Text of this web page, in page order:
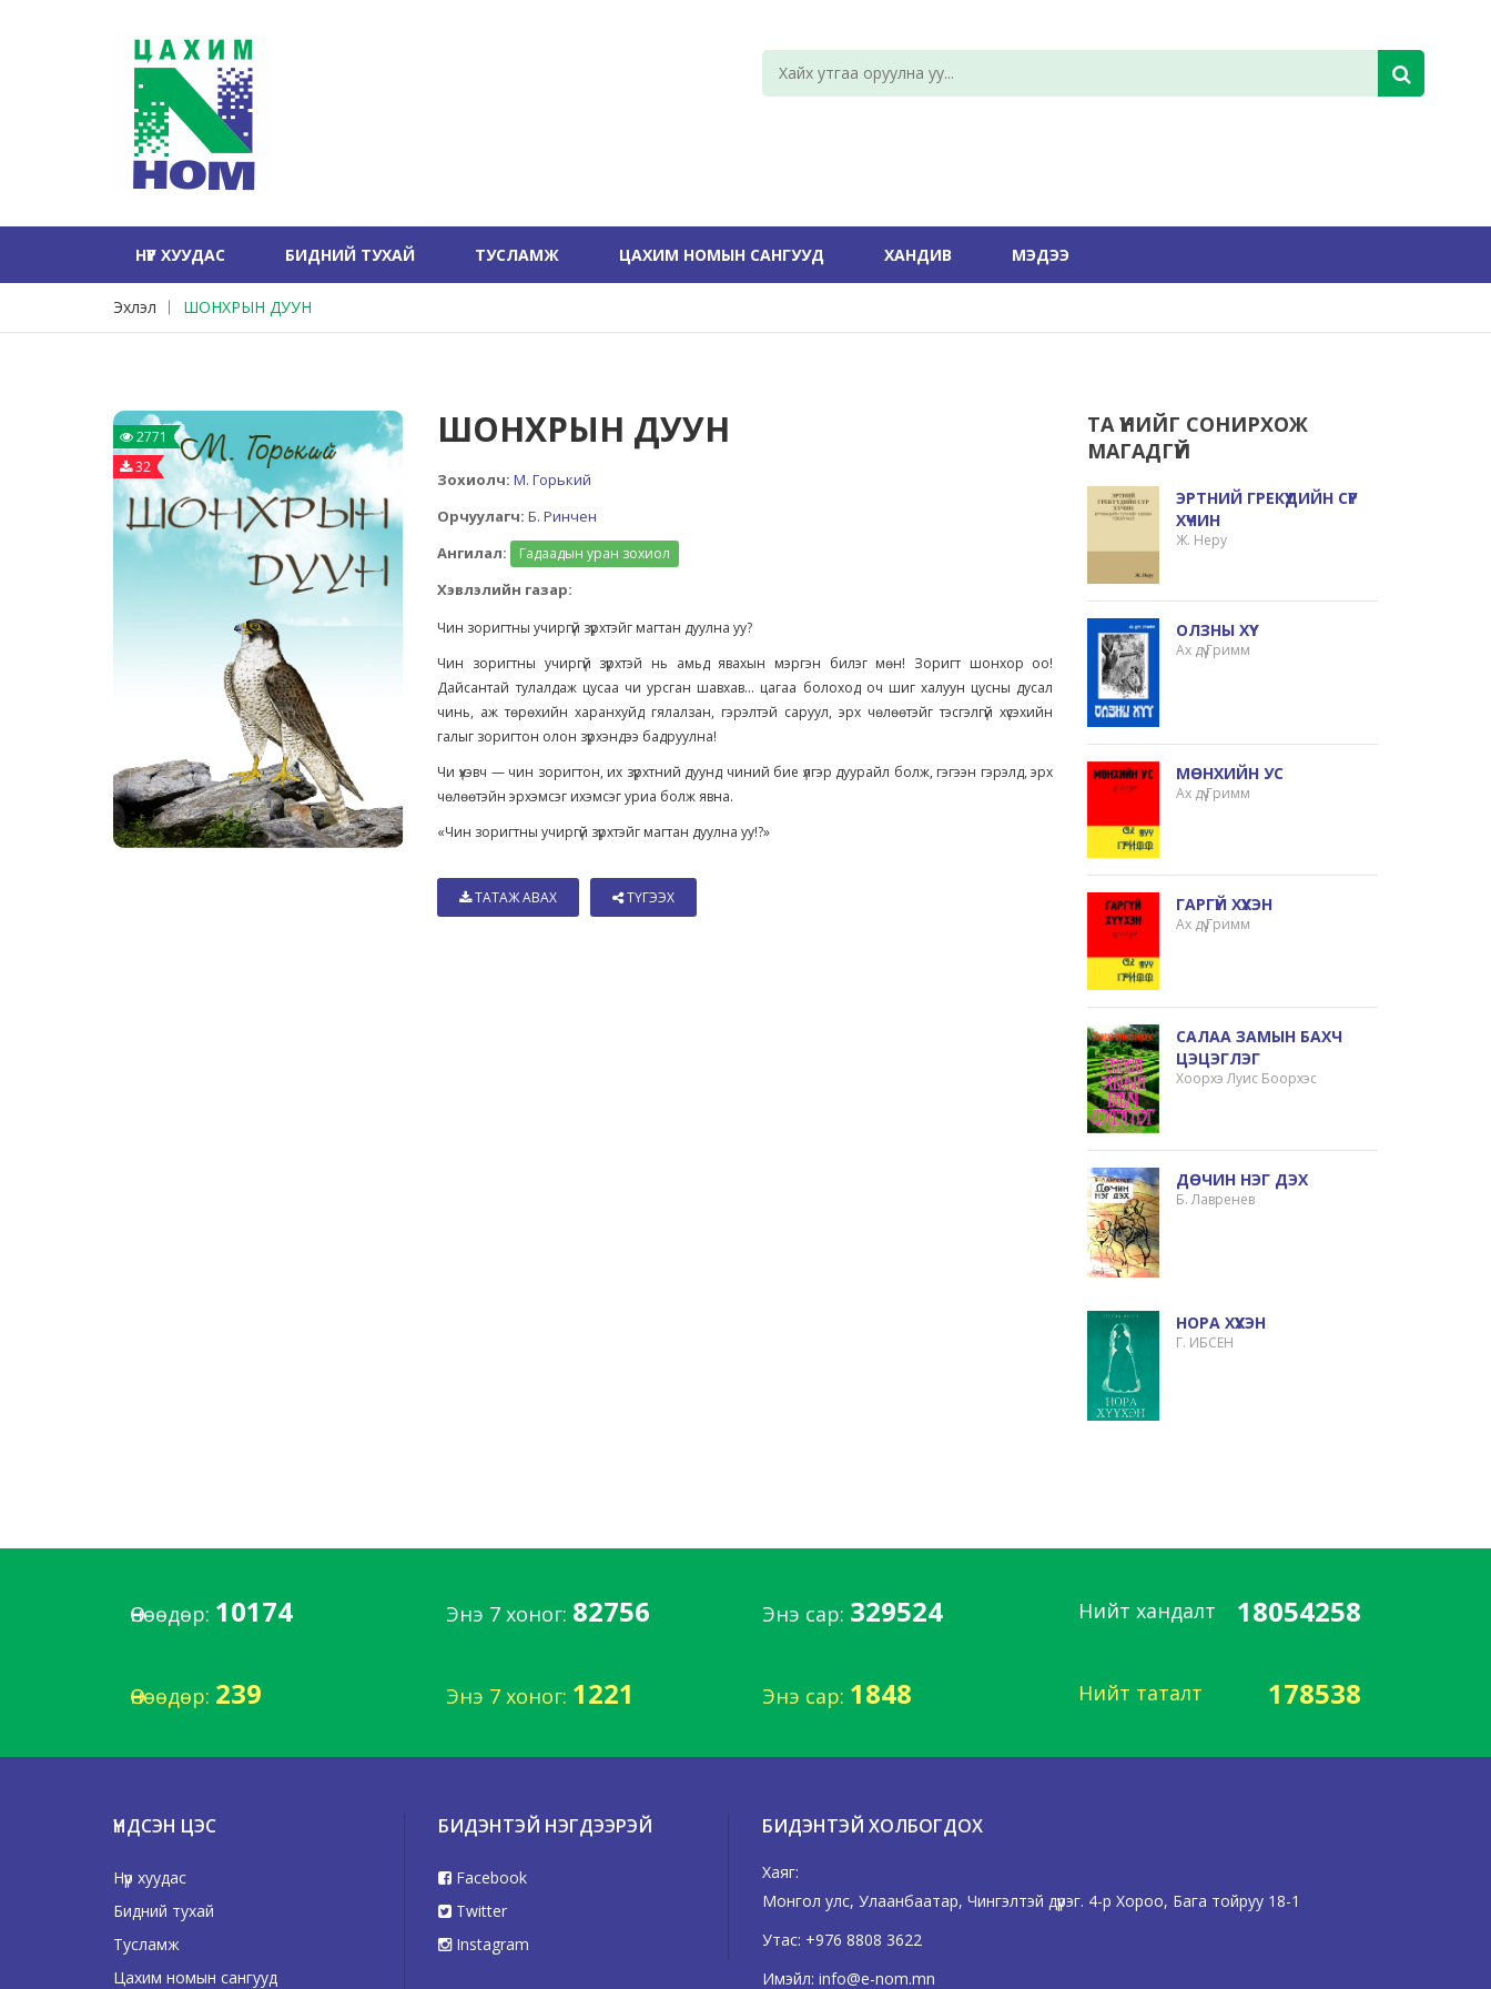
НҮҮР ХУУДАС БИДНИЙ ТУХАЙ ТУСЛАМЖ ЦАХИМ НОМЫН САНГУУД ХАНДИВ МЭДЭЭ
Эхлэл ШОНХРЫН ДУУН
2771
32
ШОНХРЫН ДУУН
Зохиолч: М. Горький
Орчуулагч: Б. Ринчен
Ангилал:
Гадаадын уран зохиол
Хэвлэлийн газар:
Чин зоригтны учиргүй зүрхтэйг магтан дуулна уу?
Чин зоригтны учиргүй зүрхтэй нь амьд явахын мэргэн билэг мөн! Зоригт шонхор оо!
Дайсантай тулалдаж цусаа чи урсган шавхав... цагаа болоход оч шиг халуун цусны дусал
чинь, аж төрөхийн харанхуйд гялалзан, гэрэлтэй саруул, эрх чөлөөтэйг тэсгэлгүй хүсэхийн
галыг зоригтон олон зүрхэндээ бадруулна!
Чи үхэвч — чин зоригтон, их зүрхтний дуунд чиний бие үлгэр дуурайл болж, гэгээн гэрэлд, эрх
чөлөөтэйн эрхэмсэг ихэмсэг уриа болж явна.
«Чин зоригтны учиргүй зүрхтэйг магтан дуулна уу!?»
ТАТАЖ АВАХ ТҮГЭЭХ
ТА ҮҮНИЙГ СОНИРХОЖ
МАГАДГҮЙ
ЭРТНИЙ ГРЕКҮҮДИЙН СҮР
ХҮЧИН
Ж. Неру
ОЛЗНЫ ХҮҮ
Ах дүү Гримм
МӨНХИЙН УС
Ах дүү Гримм
ГАРГҮЙ ХҮҮХЭН
Ах дүү Гримм
САЛАА ЗАМЫН БАХЧ
ЦЭЦЭГЛЭГ
Хоорхэ Луис Боорхэс
ДӨЧИН НЭГ ДЭХ
Б. Лавренев
НОРА ХҮҮХЭН
Г. ИБСЕН
Өнөөдөр: 10174 Энэ 7 хоног: 82756 Энэ сар: 329524 Нийт хандалт 18054258
Өнөөдөр: 239 Энэ 7 хоног: 1221 Энэ сар: 1848 Нийт таталт 178538
ҮНДСЭН ЦЭС
Нүүр хуудас
Бидний тухай
Тусламж
Цахим номын сангууд
БИДЭНТЭЙ НЭГДЭЭРЭЙ
Facebook
Twitter
Instagram
БИДЭНТЭЙ ХОЛБОГДОХ
Хаяг:
Монгол улс, Улаанбаатар, Чингэлтэй дүүрэг. 4-р Хороо, Бага тойруу 18-1
Утас: +976 8808 3622
Имэйл: info@e-nom.mn